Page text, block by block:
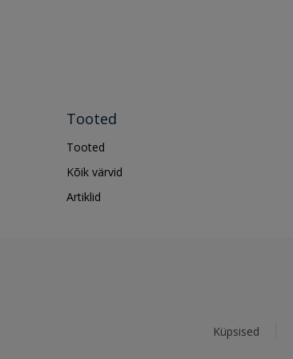
Tooted
Tooted
Kõik värvid
Artiklid
Küpsised